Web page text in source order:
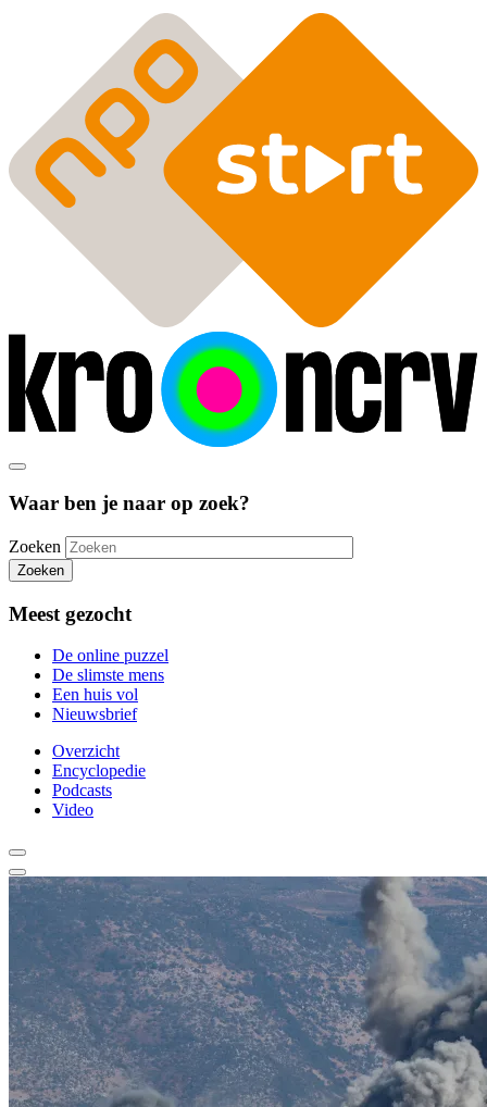
Waar ben je naar op zoek?
Zoeken
Zoeken
Meest gezocht
De online puzzel
De slimste mens
Een huis vol
Nieuwsbrief
Overzicht
Encyclopedie
Podcasts
Video